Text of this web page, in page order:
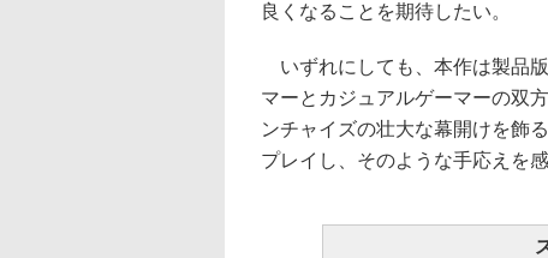
良くなることを期待したい。
いずれにしても、本作は製品
マーとカジュアルゲーマーの双
ンチャイズの壮大な幕開けを飾
プレイし、そのような手応えを感